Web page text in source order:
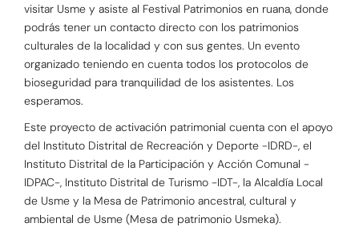
visitar Usme y asiste al Festival Patrimonios en ruana, donde
podrás tener un contacto directo con los patrimonios
culturales de la localidad y con sus gentes. Un evento
organizado teniendo en cuenta todos los protocolos de
bioseguridad para tranquilidad de los asistentes. Los
esperamos.
Este proyecto de activación patrimonial cuenta con el apoyo
del Instituto Distrital de Recreación y Deporte -IDRD-, el
Instituto Distrital de la Participación y Acción Comunal -
IDPAC-, Instituto Distrital de Turismo -IDT-, la Alcaldía Local
de Usme y la Mesa de Patrimonio ancestral, cultural y
ambiental de Usme (Mesa de patrimonio Usmeka).